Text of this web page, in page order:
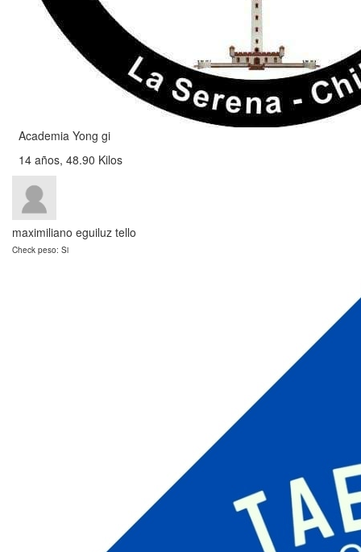
Academia Yong gi
14 años, 48.90 Kilos
maximiliano eguiluz tello
Check peso: Si